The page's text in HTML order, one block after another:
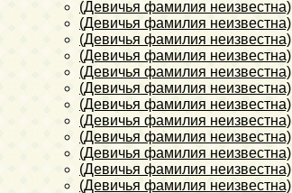
(Девичья фамилия неизвестна)
(Девичья фамилия неизвестна)
(Девичья фамилия неизвестна)
(Девичья фамилия неизвестна)
(Девичья фамилия неизвестна)
(Девичья фамилия неизвестна)
(Девичья фамилия неизвестна)
(Девичья фамилия неизвестна)
(Девичья фамилия неизвестна)
(Девичья фамилия неизвестна)
(Девичья фамилия неизвестна)
(Девичья фамилия неизвестна)